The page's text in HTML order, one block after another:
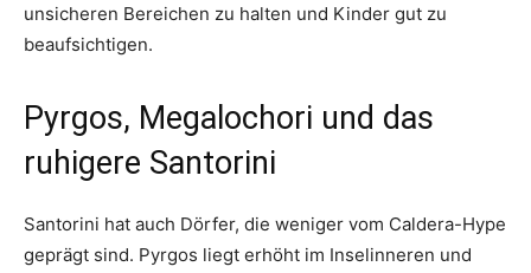
unsicheren Bereichen zu halten und Kinder gut zu
beaufsichtigen.
Pyrgos, Megalochori und das
ruhigere Santorini
Santorini hat auch Dörfer, die weniger vom Caldera-Hype
geprägt sind. Pyrgos liegt erhöht im Inselinneren und